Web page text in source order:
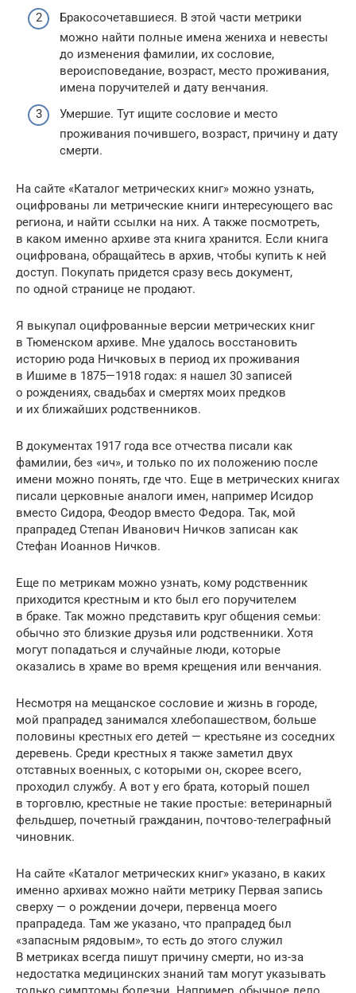
Бракосочетавшиеся. В этой части метрики
можно найти полные имена жениха и невесты
до изменения фамилии, их сословие,
вероисповедание, возраст, место проживания,
имена поручителей и дату венчания.
Умершие. Тут ищите сословие и место
проживания почившего, возраст, причину и дату
смерти.
На сайте «Каталог метрических книг» можно узнать,
оцифрованы ли метрические книги интересующего вас
региона, и найти ссылки на них. А также посмотреть,
в каком именно архиве эта книга хранится. Если книга
оцифрована, обращайтесь в архив, чтобы купить к ней
доступ. Покупать придется сразу весь документ,
по одной странице не продают.
Я выкупал оцифрованные версии метрических книг
в Тюменском архиве. Мне удалось восстановить
историю рода Ничковых в период их проживания
в Ишиме в 1875—1918 годах: я нашел 30 записей
о рождениях, свадьбах и смертях моих предков
и их ближайших родственников.
В документах 1917 года все отчества писали как
фамилии, без «ич», и только по их положению после
имени можно понять, где что. Еще в метрических книгах
писали церковные аналоги имен, например Исидор
вместо Сидора, Феодор вместо Федора. Так, мой
прапрадед Степан Иванович Ничков записан как
Стефан Иоаннов Ничков.
Еще по метрикам можно узнать, кому родственник
приходится крестным и кто был его поручителем
в браке. Так можно представить круг общения семьи:
обычно это близкие друзья или родственники. Хотя
могут попадаться и случайные люди, которые
оказались в храме во время крещения или венчания.
Несмотря на мещанское сословие и жизнь в городе,
мой прапрадед занимался хлебопашеством, больше
половины крестных его детей — крестьяне из соседних
деревень. Среди крестных я также заметил двух
отставных военных, с которыми он, скорее всего,
проходил службу. А вот у его брата, который пошел
в торговлю, крестные не такие простые: ветеринарный
фельдшер, почетный гражданин, почтово-телеграфный
чиновник.
На сайте «Каталог метрических книг» указано, в каких
именно архивах можно найти метрику Первая запись
сверху — о рождении дочери, первенца моего
прапрадеда. Там же указано, что прапрадед был
«запасным рядовым», то есть до этого служил
В метриках всегда пишут причину смерти, но из-за
недостатка медицинских знаний там могут указывать